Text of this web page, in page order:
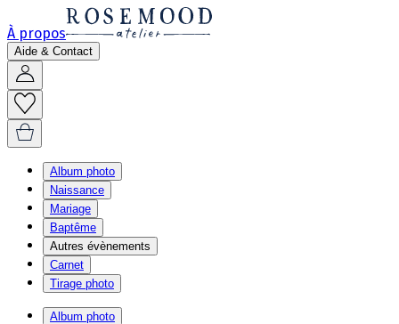
À propos
Aide & Contact
Album photo
Naissance
Mariage
Baptême
Autres évènements
Carnet
Tirage photo
Album photo